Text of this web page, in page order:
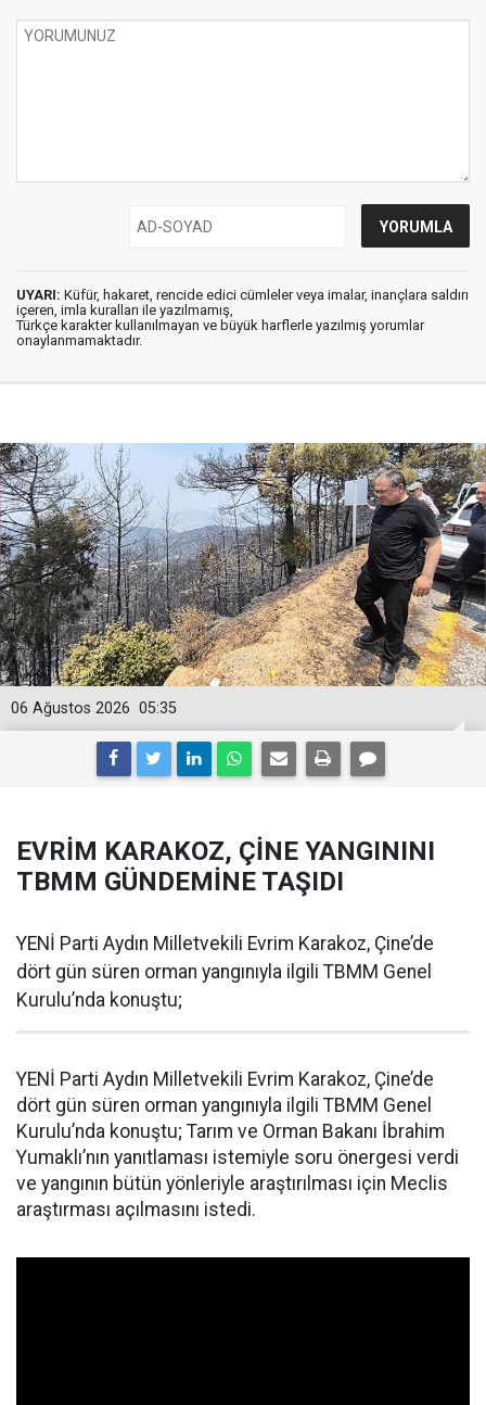
UYARI: Küfür, hakaret, rencide edici cümleler veya imalar, inançlara saldırı
içeren, imla kuralları ile yazılmamış,
Türkçe karakter kullanılmayan ve büyük harflerle yazılmış yorumlar
onaylanmamaktadır.
05:35
06 Ağustos 2026
EVRİM KARAKOZ, ÇİNE YANGININI
TBMM GÜNDEMİNE TAŞIDI
YENİ Parti Aydın Milletvekili Evrim Karakoz, Çine’de
dört gün süren orman yangınıyla ilgili TBMM Genel
Kurulu’nda konuştu;
YENİ Parti Aydın Milletvekili Evrim Karakoz, Çine’de
dört gün süren orman yangınıyla ilgili TBMM Genel
Kurulu’nda konuştu; Tarım ve Orman Bakanı İbrahim
Yumaklı’nın yanıtlaması istemiyle soru önergesi verdi
ve yangının bütün yönleriyle araştırılması için Meclis
araştırması açılmasını istedi.